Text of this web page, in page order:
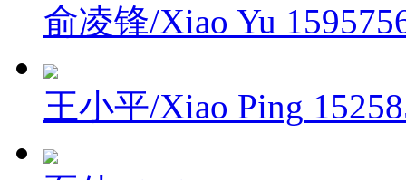
俞凌锋/Xiao Yu
王小平/Xiao Ping